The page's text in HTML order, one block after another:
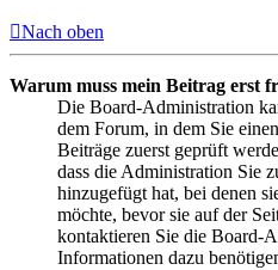
Nach oben
Warum muss mein Beitrag erst
Die Board-Administration
dem Forum, in dem Sie
Beiträge zuerst geprüft
dass die Administration Sie
hinzugefügt hat, bei denen
möchte, bevor sie auf der
kontaktieren Sie die Board-
Informationen dazu